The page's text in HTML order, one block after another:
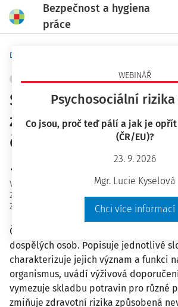
Bezpečnost a hygiena
práce
WEBINÁŘ
Psychosociální
Co jsou, proč teď pálí a jak je
(ČR/EU)?
23. 9. 2026
Mgr. Lucie Kyselová
Chci více informací
Domů
OCHRANA ZDRAVÍ + PŘIDAT VLASTNÍ
Skladba výživy pro
zdraví a výkonnosti
člověka
Vydáno
25 minut čtení
Zdroj
Bezpečnost a hygiena práce 10/2019
Článek se zabývá problematikou
dospělých osob. Popisuje jednotlivé
charakterizuje jejich význam a funkci
organismus, uvádí výživová
vymezuje skladbu potravin pro různé
zmiňuje zdravotní rizika způsobená